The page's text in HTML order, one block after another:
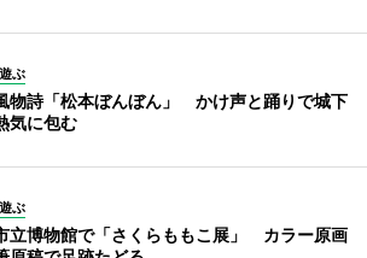
ぶ
物詩「松本ぼんぼん」 かけ声と踊りで城下
気に包む
ぶ
立博物館で「さくらももこ展」 カラー原画